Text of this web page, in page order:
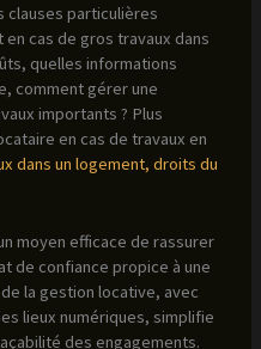
clauses particulières
cas de gros travaux dans
quelles informations
comment gérer une
importants ? Plus
en cas de travaux en
dans un logement, droits du
moyen efficace de rassurer
de confiance propice à une
la gestion locative, avec
lieux numériques, simplifie
des engagements.